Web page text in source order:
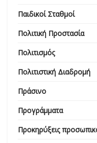
Παιδικοί Σταθμοί
Πολιτική Προστασία
Πολιτισμός
Πολιτιστική Διαδρομή
Πράσινο
Προγράμματα
Προκηρύξεις